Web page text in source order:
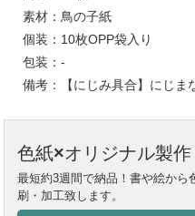
素材：鳥の子紙
個装：10枚OPP袋入り
包装：-
備考：【にじみ具合】にじま
色紙×オリジナル製作
最短約3週間で納品！書や絵から
刷・加工致します。